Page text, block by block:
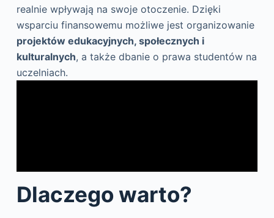
realnie wpływają na swoje otoczenie. Dzięki
wsparciu finansowemu możliwe jest organizowanie
projektów edukacyjnych, społecznych i
kulturalnych, a także dbanie o prawa studentów na
uczelniach.
Dlaczego warto?